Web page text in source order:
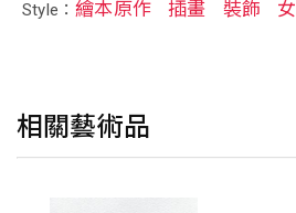
Style：繪本原作 插畫 裝飾
相關藝術品